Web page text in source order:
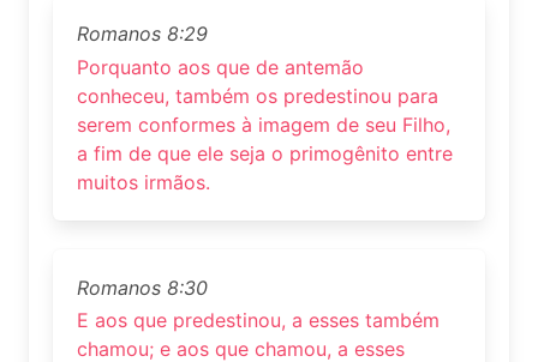
Romanos 8:29
Porquanto aos que de antemão
conheceu, também os predestinou para
serem conformes à imagem de seu Filho,
a fim de que ele seja o primogênito entre
muitos irmãos.
Romanos 8:30
E aos que predestinou, a esses também
chamou; e aos que chamou, a esses